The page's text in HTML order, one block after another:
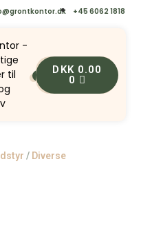
+45 6062 1818
0 DKK 0.00
0
/ Diverse